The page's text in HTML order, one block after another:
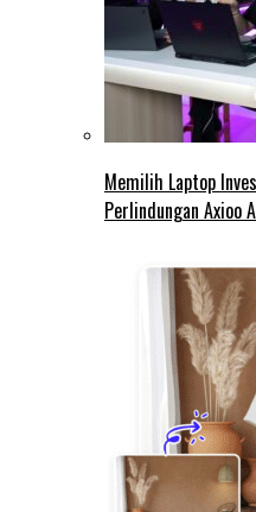
Memilih Laptop
Perlindungan Axioo